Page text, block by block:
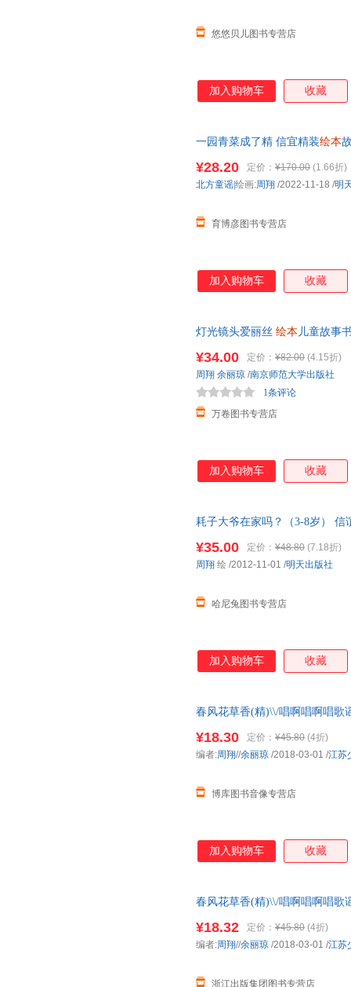
悠悠贝儿图书专营店
加入购物车 收藏
一园青菜成了精 信宜精装绘本
¥28.20 定价： ¥170.00 (1.66折)
育博彦图书专营店
北方童谣|绘画:周翔 /2022-11-18 /明
加入购物车 收藏
灯光镜头爱丽丝 绘本 儿童故事
¥34.00 定价： ¥82.00 (4.15折)
万卷图书专营店
1条评论
周翔 余丽琼 /南京师范大学出版社
加入购物车 收藏
耗子大爷在家吗？（3-8岁）
¥35.00 定价： ¥48.80 (7.18折)
哈尼兔图书专营店
周翔 绘 /2012-11-01 /明天出版社
加入购物车 收藏
春风花草香(精)\\/唱啊唱啊唱歌
¥18.30 定价： ¥45.80 (4折)
博库图书音像专营店
编者:周翔//余丽琼 /2018-03-01 /江苏
加入购物车 收藏
春风花草香(精)\\/唱啊唱啊唱歌
¥18.32 定价： ¥45.80 (4折)
浙江出版集团图书专营店
编者:周翔//余丽琼 /2018-03-01 /江苏